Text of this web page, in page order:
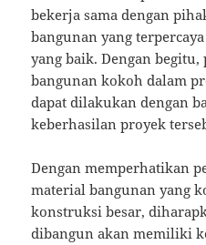
bekerja sama dengan
bangunan yang
yang baik. Dengan
bangunan kokoh dalam
dapat dilakukan dengan
keberhasilan proyek
Dengan memperhatikan
material bangunan yang
konstruksi besar,
dibangun akan memiliki